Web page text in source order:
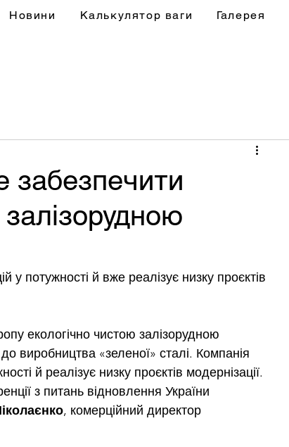
Новини Калькулятор ваги Галерея
забезпечити
у потужності й вже реалізує низку проєктів
екологічно чистою залізорудною
виробництва «зеленої» сталі. Компанія
й реалізує низку проєктів модернізації.
з питань відновлення України
, комерційний директор